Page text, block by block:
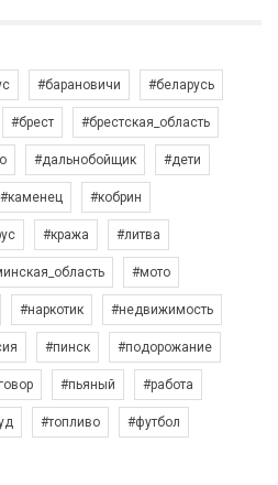
#барановичи #беларусь
#брест #брестская_область
#дальнобойщик #дети
#каменец #кобрин
#кража #литва
#мото
#наркотик #недвижимость
#пинск #подорожание
#пьяный #работа
#топливо #футбол